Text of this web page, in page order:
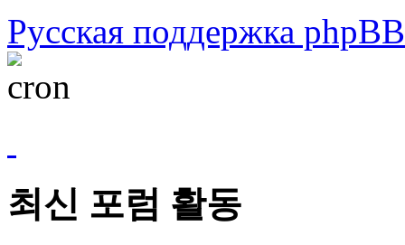
Русская поддержка phpBB
최신 포럼 활동